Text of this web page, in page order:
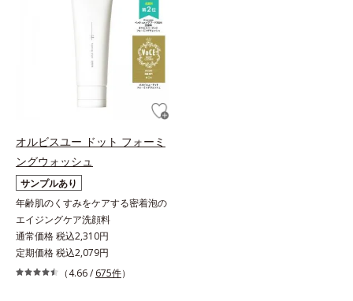
オルビスユー ドット フォーミ
ングウォッシュ
サンプルあり
年齢肌のくすみをケアする密着泡の
エイジングケア洗顔料
通常価格 税込2,310円
定期価格 税込2,079円
（4.66 / 675件）